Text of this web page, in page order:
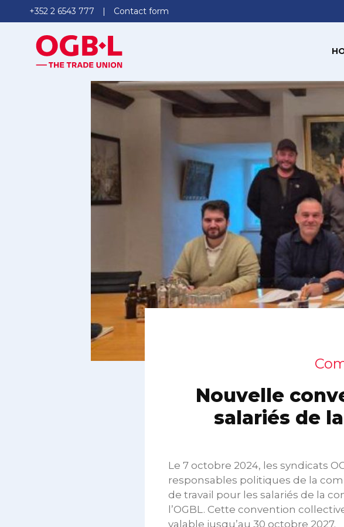
+352 2 6543 777 Contact form
Nouvelle
salariés de
Le 7 octobre 2024, les syndicats
responsables politiques de la
de travail pour les salariés de la
l’OGBL. Cette convention
valable jusqu’au 30 octobre 2027.